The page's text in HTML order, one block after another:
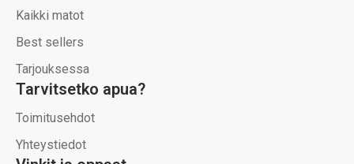
Kaikki matot
Best sellers
Tarjouksessa
Tarvitsetko apua?
Toimitusehdot
Yhteystiedot